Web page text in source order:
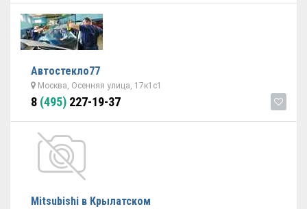
Автостекло77
Москва, Осенняя улица, 17к1с1
8 (495) 227-19-37
Mitsubishi в Крылатском